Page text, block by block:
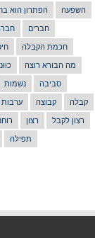
הפתרון הוא השפעה
חברים
חכמת הקבלה
מה הבורא רוצה
נשמות סביבה
קבוצה קבלה
רצון רצון לקבל
תפילה